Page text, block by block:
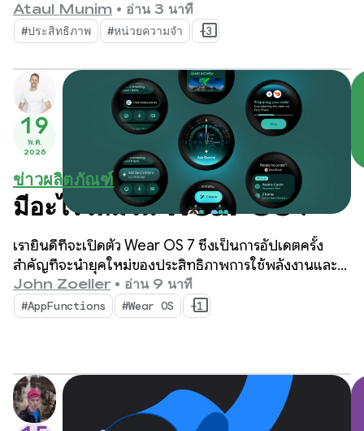
แอปในขณะที่เพิ่มประสิทธิภาพการพัฒนาให้สูงสุดได้
อย่างไร
Ataul Munim • อ่าน 3 นาที
#ประสิทธิภาพ #หน่วยความจำ +3
19
พ.ค.
2026
ข่าวผลิตภัณฑ์
มีอะไรใหม่ใน Wear OS 7
เรายินดีที่จะเปิดตัว Wear OS 7 ซึ่งเป็นการอัปเดตครั้ง
สำคัญที่จะนำยุคใหม่ของประสิทธิภาพการใช้พลังงานและ
ความชาญฉลาดมาสู่ผู้ใช้และนักพัฒนาแอป
John Zoeller • อ่าน 9 นาที
#AppFunctions #Wear OS +1